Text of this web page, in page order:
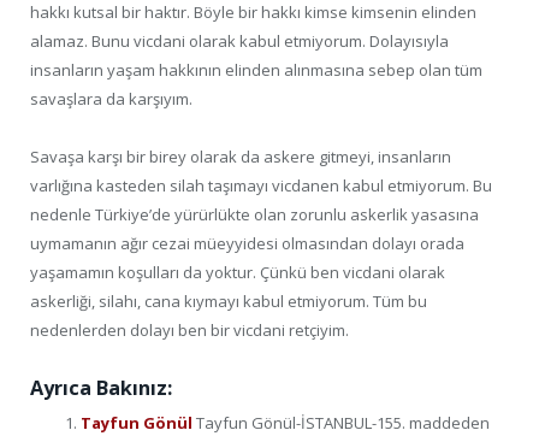
hakkı kutsal bir haktır. Böyle bir hakkı kimse kimsenin elinden
alamaz. Bunu vicdani olarak kabul etmiyorum. Dolayısıyla
insanların yaşam hakkının elinden alınmasına sebep olan tüm
savaşlara da karşıyım.
Savaşa karşı bir birey olarak da askere gitmeyi, insanların
varlığına kasteden silah taşımayı vicdanen kabul etmiyorum. Bu
nedenle Türkiye’de yürürlükte olan zorunlu askerlik yasasına
uymamanın ağır cezai müeyyidesi olmasından dolayı orada
yaşamamın koşulları da yoktur. Çünkü ben vicdani olarak
askerliği, silahı, cana kıymayı kabul etmiyorum. Tüm bu
nedenlerden dolayı ben bir vicdani retçiyim.
Ayrıca Bakınız:
Tayfun Gönül Tayfun Gönül-İSTANBUL-155. maddeden